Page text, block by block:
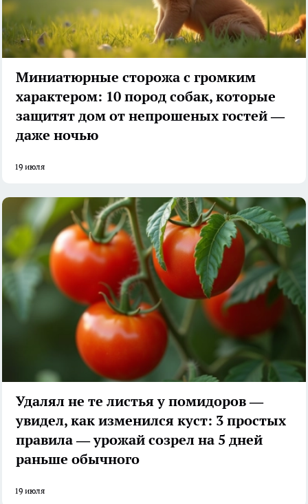
Миниатюрные сторожа с громким
характером: 10 пород собак, которые
защитят дом от непрошеных гостей —
даже ночью
19 июля
Удалял не те листья у помидоров —
увидел, как изменился куст: 3 простых
правила — урожай созрел на 5 дней
раньше обычного
19 июля